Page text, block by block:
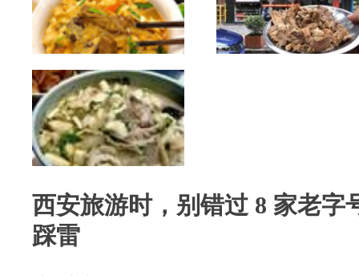
西安旅游时，别错过 8 家老字
踩雷